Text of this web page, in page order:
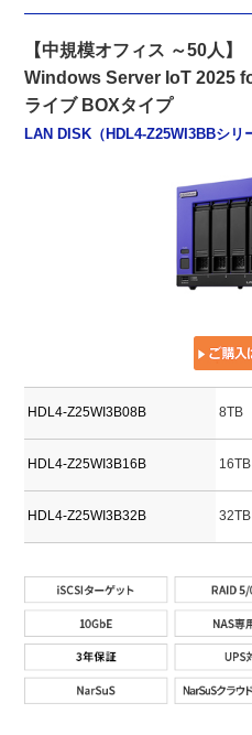
【中規模オフィス ～50人】
Windows Server IoT 2025
ライブ BOXタイプ
LAN DISK（HDL4-Z25WI3BBシリ
HDL4-Z25WI3B08B
HDL4-Z25WI3B16B
HDL4-Z25WI3B32B